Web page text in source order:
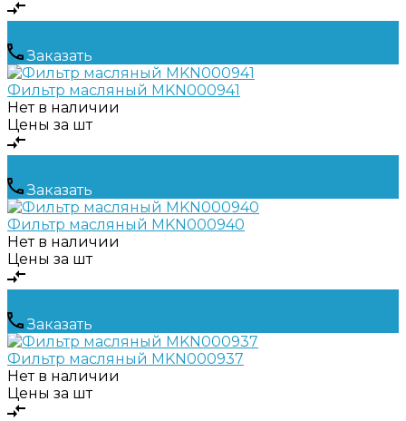
Заказать
Фильтр масляный MKN000941
Нет в наличии
Цены за шт
Заказать
Фильтр масляный MKN000940
Нет в наличии
Цены за шт
Заказать
Фильтр масляный MKN000937
Нет в наличии
Цены за шт